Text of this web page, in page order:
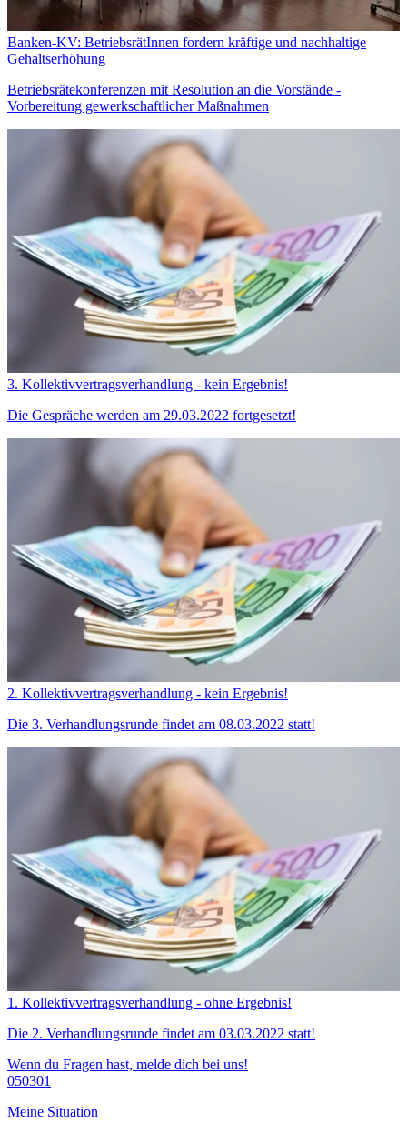
Banken-KV: BetriebsrätInnen fordern kräftige und nachhaltige
Gehaltserhöhung
Betriebsrätekonferenzen mit Resolution an die Vorstände -
Vorbereitung gewerkschaftlicher Maßnahmen
3. Kollektivvertragsverhandlung - kein Ergebnis!
Die Gespräche werden am 29.03.2022 fortgesetzt!
2. Kollektivvertragsverhandlung - kein Ergebnis!
Die 3. Verhandlungsrunde findet am 08.03.2022 statt!
1. Kollektivvertragsverhandlung - ohne Ergebnis!
Die 2. Verhandlungsrunde findet am 03.03.2022 statt!
Wenn du Fragen hast, melde dich bei uns!
050301
Meine Situation